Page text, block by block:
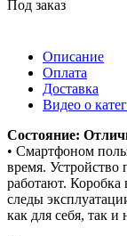
Под заказ
Описание
Оплата
Доставка
Видео о
Состояние:
• Смартфоном
время.
работают.
следы
как для себя, так и